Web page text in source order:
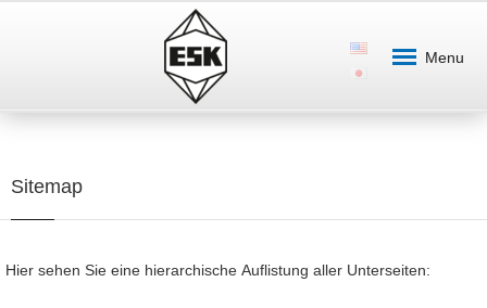
Menu
Sitemap
Hier sehen Sie eine hierarchische Auflistung aller Unterseiten: